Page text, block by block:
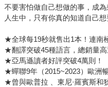
完成後，按程序寄給作者審閱
可能影響時程的時間點，卻沒
同事忍不住拍桌子大笑。太有
給台灣讀者的祝福：「夢想
始終活在實現夢想的路上。 當然，過兩天我們就收到約翰
從非洲回覆的訊息，《重返
不要害怕做自己想做的事，成為
人生中，只有你真的知道自己想
★全球每19秒就售出1本！連南
★翻譯突破45種語言，總銷量
★亞馬遜讀者好評突破4萬則！
★蟬聯9年（2015~2023）歐洲
★曾與歐普拉 、東尼·羅賓斯和